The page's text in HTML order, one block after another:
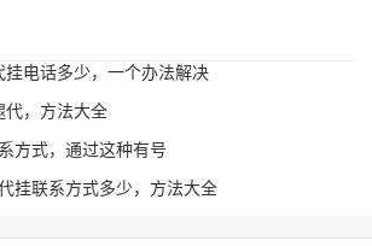
挂电话多少，一个办法解决
代，方法大全
方式，通过这种有号
挂联系方式多少，方法大全